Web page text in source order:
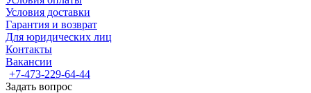
Условия доставки
Гарантия и возврат
Для юридических лиц
Контакты
Вакансии
+7-473-229-64-44
Задать вопрос